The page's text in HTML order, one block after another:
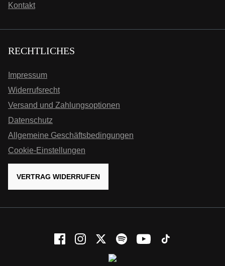
Kontakt
RECHTLICHES
Impressum
Widerrufsrecht
Versand und Zahlungsoptionen
Datenschutz
Allgemeine Geschäftsbedingungen
Cookie-Einstellungen
VERTRAG WIDERRUFEN